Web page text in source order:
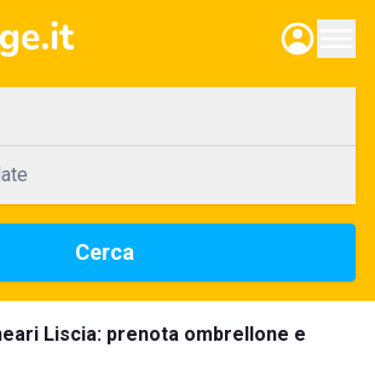
Cerca
Liscia: prenota ombrellone e